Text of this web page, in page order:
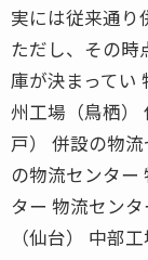
実には従来通り
ただし、その時
庫が決まってい
州工場（鳥栖）
戸） 併設の物
の物流センター
ター 物流セン
（仙台） 中部